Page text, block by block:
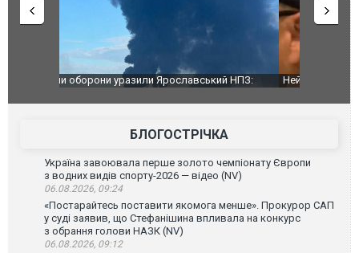
Неймар влаштував конфлікт після перемоги
"Сантоса". ВІДЕО
Мудрик
БЛОГОСТРІЧКА
Україна завоювала перше золото чемпіонату Європи
з водних видів спорту-2026 — відео (NV)
06.08.2026, 09:24
«Постарайтесь поставити якомога менше». Прокурор САП
у суді заявив, що Стефанішина впливала на конкурс
з обрання голови НАЗК (NV)
06.08.2026, 09:12